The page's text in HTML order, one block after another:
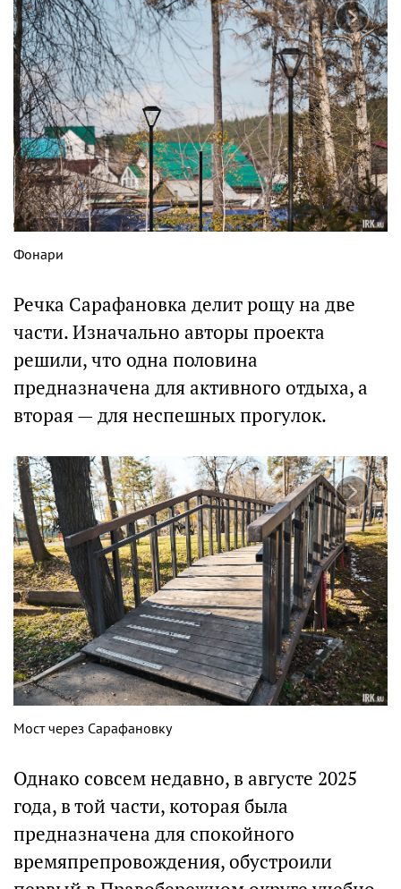
Фонари
Речка Сарафановка делит рощу на две
части. Изначально авторы проекта
решили, что одна половина
предназначена для активного отдыха, а
вторая — для неспешных прогулок.
Мост через Сарафановку
Однако совсем недавно, в августе 2025
года, в той части, которая была
предназначена для спокойного
времяпрепровождения, обустроили